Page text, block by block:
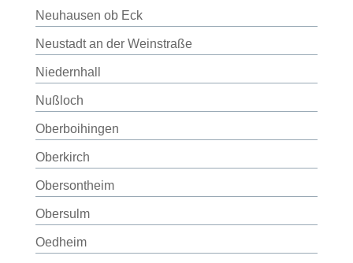
Neuhausen ob Eck
Neustadt an der Weinstraße
Niedernhall
Nußloch
Oberboihingen
Oberkirch
Obersontheim
Obersulm
Oedheim